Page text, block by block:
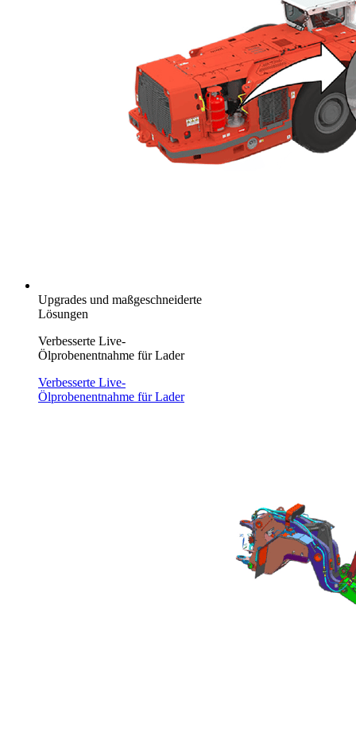
Upgrades und maßgeschneiderte
Lösungen
Verbesserte Live-
Ölprobenentnahme für Lader
Verbesserte Live-
Ölprobenentnahme für Lader